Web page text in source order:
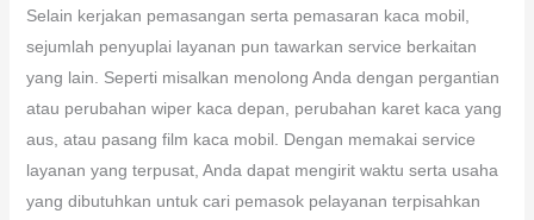
Selain kerjakan pemasangan serta pemasaran kaca mobil,
sejumlah penyuplai layanan pun tawarkan service berkaitan
yang lain. Seperti misalkan menolong Anda dengan pergantian
atau perubahan wiper kaca depan, perubahan karet kaca yang
aus, atau pasang film kaca mobil. Dengan memakai service
layanan yang terpusat, Anda dapat mengirit waktu serta usaha
yang dibutuhkan untuk cari pemasok pelayanan terpisahkan